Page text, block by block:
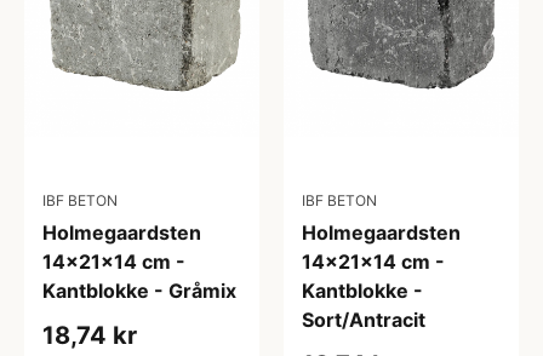
IBF BETON
Holmegaardsten
14x21x14 cm -
Kantblokke - Gråmix
18,74 kr
IBF BETON
Holmegaardsten
14x21x14 cm -
Kantblokke -
Sort/Antracit